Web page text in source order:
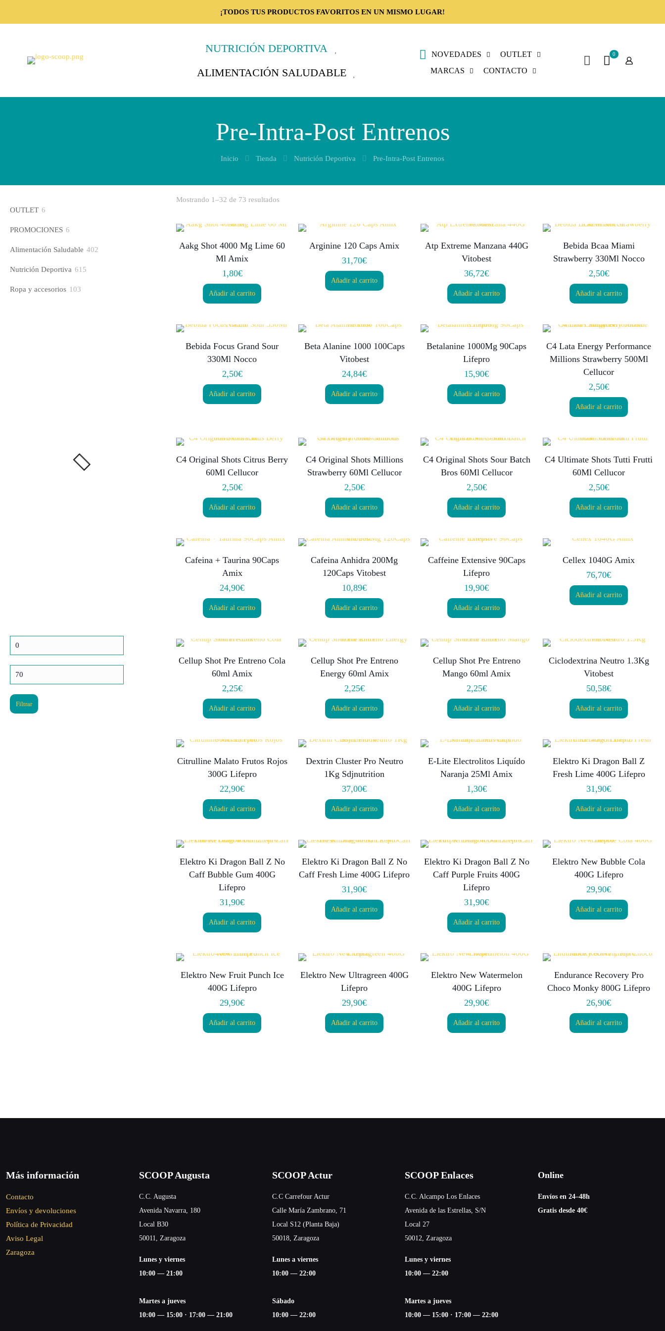
¡TODOS TUS PRODUCTOS FAVORITOS EN UN MISMO LUGAR!
NUTRICIÓN DEPORTIVA
ALIMENTACIÓN SALUDABLE
NOVEDADES
OUTLET
MARCAS
CONTACTO
0
Pre-Intra-Post Entrenos
Inicio Tienda Nutrición Deportiva Pre-Intra-Post Entrenos
Mostrando 1–32 de 73 resultados
Aakg Shot 4000 Mg Lime 60
Ml Amix
1,80€
Añadir al carrito
Arginine 120 Caps Amix
31,70€
Añadir al carrito
Atp Extreme Manzana 440G
Vitobest
36,72€
Añadir al carrito
Bebida Bcaa Miami
Strawberry 330Ml Nocco
2,50€
Añadir al carrito
Bebida Focus Grand Sour
330Ml Nocco
2,50€
Añadir al carrito
Beta Alanine 1000 100Caps
Vitobest
24,84€
Añadir al carrito
Betalanine 1000Mg 90Caps
Lifepro
15,90€
Añadir al carrito
C4 Lata Energy Performance
Millions Strawberry 500Ml
Cellucor
2,50€
Añadir al carrito
C4 Original Shots Citrus Berry
60Ml Cellucor
2,50€
Añadir al carrito
C4 Original Shots Millions
Strawberry 60Ml Cellucor
2,50€
Añadir al carrito
C4 Original Shots Sour Batch
Bros 60Ml Cellucor
2,50€
Añadir al carrito
C4 Ultimate Shots Tutti Frutti
60Ml Cellucor
2,50€
Añadir al carrito
Cafeina + Taurina 90Caps
Amix
24,90€
Añadir al carrito
Cafeina Anhidra 200Mg
120Caps Vitobest
10,89€
Añadir al carrito
Caffeine Extensive 90Caps
Lifepro
19,90€
Añadir al carrito
Cellex 1040G Amix
76,70€
Añadir al carrito
Cellup Shot Pre Entreno Cola
60ml Amix
2,25€
Añadir al carrito
Cellup Shot Pre Entreno
Energy 60ml Amix
2,25€
Añadir al carrito
Cellup Shot Pre Entreno
Mango 60ml Amix
2,25€
Añadir al carrito
Ciclodextrina Neutro 1.3Kg
Vitobest
50,58€
Añadir al carrito
Citrulline Malato Frutos Rojos
300G Lifepro
22,90€
Añadir al carrito
Dextrin Cluster Pro Neutro
1Kg Sdjnutrition
37,00€
Añadir al carrito
E-Lite Electrolitos Liquído
Naranja 25Ml Amix
1,30€
Añadir al carrito
Elektro Ki Dragon Ball Z
Fresh Lime 400G Lifepro
31,90€
Añadir al carrito
Elektro Ki Dragon Ball Z No
Caff Bubble Gum 400G
Lifepro
31,90€
Añadir al carrito
Elektro Ki Dragon Ball Z No
Caff Fresh Lime 400G Lifepro
31,90€
Añadir al carrito
Elektro Ki Dragon Ball Z No
Caff Purple Fruits 400G
Lifepro
31,90€
Añadir al carrito
Elektro New Bubble Cola
400G Lifepro
29,90€
Añadir al carrito
Elektro New Fruit Punch Ice
400G Lifepro
29,90€
Añadir al carrito
Elektro New Ultragreen 400G
Lifepro
29,90€
Añadir al carrito
Elektro New Watermelon
400G Lifepro
29,90€
Añadir al carrito
Endurance Recovery Pro
Choco Monky 800G Lifepro
26,90€
Añadir al carrito
OUTLET 6
PROMOCIONES 6
Alimentación Saludable 402
Nutrición Deportiva 615
Ropa y accesorios 103
Precio
mínimo
Precio
máximo
Filtrar
Más información
Contacto
Envíos y devoluciones
Política de Privacidad
Aviso Legal
Zaragoza
SCOOP Augusta
C.C. Augusta
Avenida Navarra, 180
Local B30
50011, Zaragoza
Lunes y viernes
10:00 — 21:00
Martes a jueves
10:00 — 15:00 · 17:00 — 21:00
SCOOP Actur
C.C Carrefour Actur
Calle María Zambrano, 71
Local S12 (Planta Baja)
50018, Zaragoza
Lunes a viernes
10:00 — 22:00
Sábado
10:00 — 22:00
SCOOP Enlaces
C.C. Alcampo Los Enlaces
Avenida de las Estrellas, S/N
Local 27
50012, Zaragoza
Lunes y viernes
10:00 — 22:00
Martes a jueves
10:00 — 15:00 · 17:00 — 22:00
Online
Envíos en 24–48h
Gratis desde 40€